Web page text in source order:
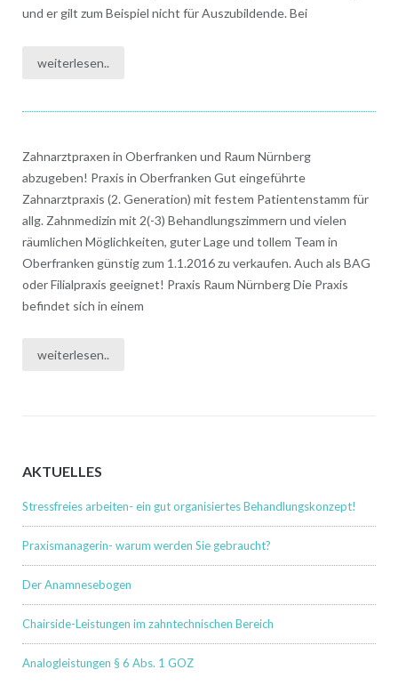
und er gilt zum Beispiel nicht für Auszubildende. Bei
weiterlesen..
Zahnarztpraxen in Oberfranken und Raum Nürnberg
abzugeben! Praxis in Oberfranken Gut eingeführte
Zahnarztpraxis (2. Generation) mit festem Patientenstamm für
allg. Zahnmedizin mit 2(-3) Behandlungszimmern und vielen
räumlichen Möglichkeiten, guter Lage und tollem Team in
Oberfranken günstig zum 1.1.2016 zu verkaufen. Auch als BAG
oder Filialpraxis geeignet! Praxis Raum Nürnberg Die Praxis
befindet sich in einem
weiterlesen..
AKTUELLES
Stressfreies arbeiten- ein gut organisiertes Behandlungskonzept!
Praxismanagerin- warum werden Sie gebraucht?
Der Anamnesebogen
Chairside-Leistungen im zahntechnischen Bereich
Analogleistungen § 6 Abs. 1 GOZ